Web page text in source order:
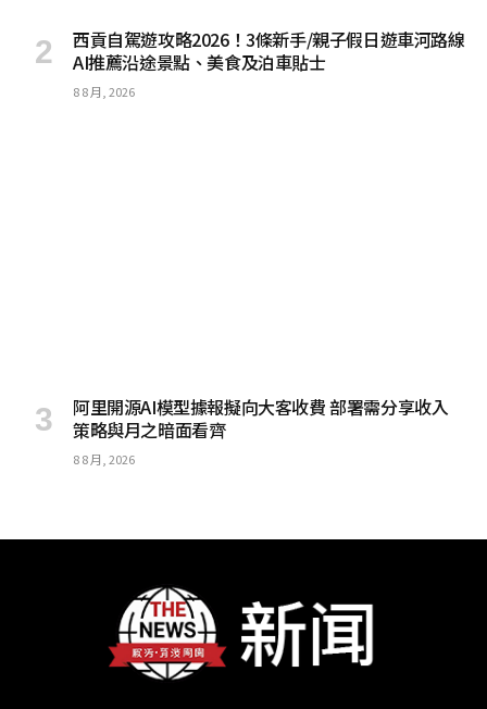
西貢自駕遊攻略2026！3條新手/親子假日遊車河路線
AI推薦沿途景點、美食及泊車貼士
8 8 月, 2026
阿里開源AI模型據報擬向大客收費 部署需分享收入
策略與月之暗面看齊
8 8 月, 2026